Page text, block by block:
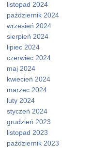
listopad 2024
październik 2024
wrzesień 2024
sierpień 2024
lipiec 2024
czerwiec 2024
maj 2024
kwiecień 2024
marzec 2024
luty 2024
styczeń 2024
grudzień 2023
listopad 2023
październik 2023